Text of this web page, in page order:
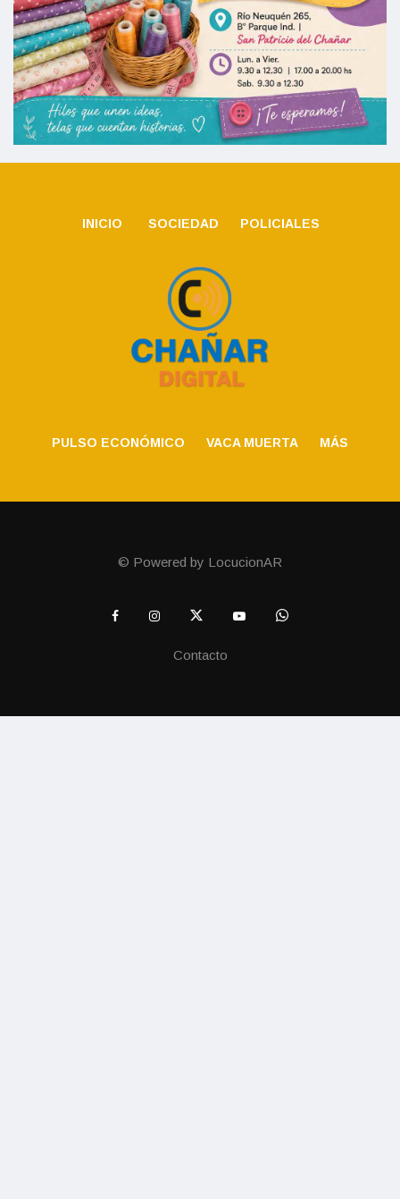
INICIO SOCIEDAD POLICIALES
PULSO ECONÓMICO VACA MUERTA MÁS
© Powered by LocucionAR
Contacto